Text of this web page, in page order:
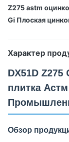
Z275 astm
Gi Плоская
Характер
DX51D
плитка
Обзор